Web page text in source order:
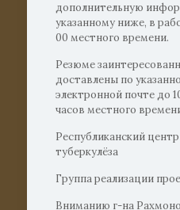
дополнительную
указанному ниже, в
00 местного времени.
Резюме
доставлены по
электронной почте до
часов местного
Республиканский
туберкулёза
Группа реализации
Вниманию г-на